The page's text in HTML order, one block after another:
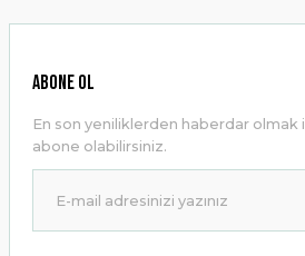
Ürün resmi kalitesiz, bozuk veya
Ürün bilgilerinde hatalar bulunuyor.
Ürün fiyatı diğer sitelerden daha pahalı.
Bu ürüne benzer farklı alternatifler
ABONE OL
En son yeniliklerden haberdar
abone olabilirsiniz.